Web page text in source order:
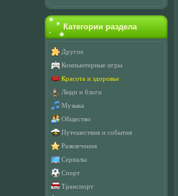
Категории раздела
Другое
Компьютерные игры
Красота и здоровье
Люди и блоги
Музыка
Общество
Путешествия и события
Развлечения
Сериалы
Спорт
Транспорт